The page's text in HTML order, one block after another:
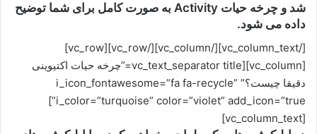
شد و چرخه حیات Activity به صورت کامل برای شما توضیح
داده می شود.
[/vc_column_text][/vc_column][/vc_row][vc_row]
[vc_column][vc_text_separator title=”چرخه حیات اکتیوینی
دقیقا چیست؟” i_icon_fontawesome=”fa fa-recycle”
i_color=”turquoise” color=”violet” add_icon=”true”]
[vc_column_text]